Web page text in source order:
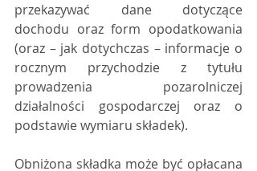
przekazywać dane dotyczące
dochodu oraz form opodatkowania
(oraz – jak dotychczas – informacje o
rocznym przychodzie z tytułu
prowadzenia pozarolniczej
działalności gospodarczej oraz o
podstawie wymiaru składek).
Obniżona składka może być opłacana